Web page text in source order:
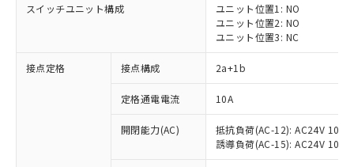
スイッチユニット構成
ユニット位置1: NO
ユニット位置2: NO
ユニット位置3: NC
接点定格 接点構成 2a+1b
定格通電電流 10A
開閉能力(AC)
抵抗負荷(AC-12): AC24V 10A/
誘導負荷(AC-15): AC24V
※1 対応状況
対応済み：EU RoHS指令（10物質）の
非含有に対応した製品が提供可能な商品で
対応予定：EU RoHS指令（10物質）の非含